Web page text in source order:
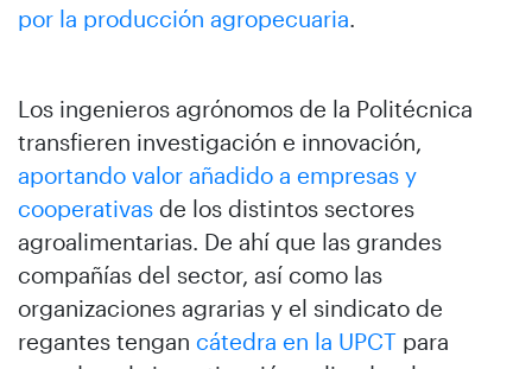
por la producción agropecuaria.
Los ingenieros agrónomos de la Politécnica
transfieren investigación e innovación,
aportando valor añadido a empresas y
cooperativas de los distintos sectores
agroalimentarias. De ahí que las grandes
compañías del sector, así como las
organizaciones agrarias y el sindicato de
regantes tengan cátedra en la UPCT para